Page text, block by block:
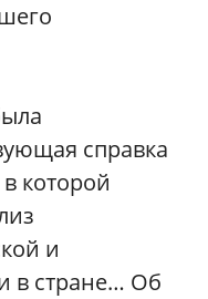
справка
которой
и
в стране… Об